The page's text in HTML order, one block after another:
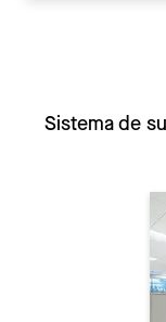
Sistema de